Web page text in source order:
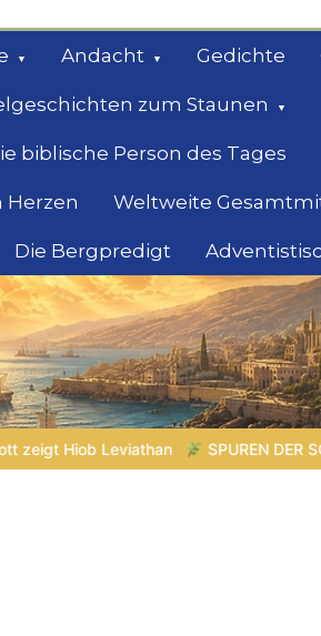
Andacht Gedichte
zum Staunen
biblische Person des Tages
Herzen Weltweite
Die Bergpredigt
| Episode 2 – Entscheiden ohne